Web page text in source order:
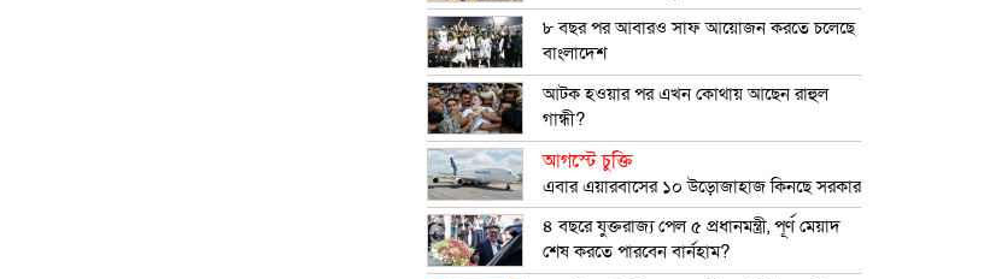
৮ বছর পর আবারও সাফ আয়োজন করতে চলেছে
বাংলাদেশ
আটক হওয়ার পর এখন কোথায় আছেন রাহুল
গান্ধী?
আগস্টে চুক্তি
এবার এয়ারবাসের ১০ উড়োজাহাজ কিনছে সরকার
৪ বছরে যুক্তরাজ্য পেল ৫ প্রধানমন্ত্রী, পূর্ণ মেয়াদ
শেষ করতে পারবেন বার্নহাম?